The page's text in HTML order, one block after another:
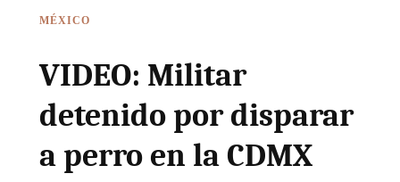
MÉXICO
VIDEO: Militar
detenido por disparar
a perro en la CDMX